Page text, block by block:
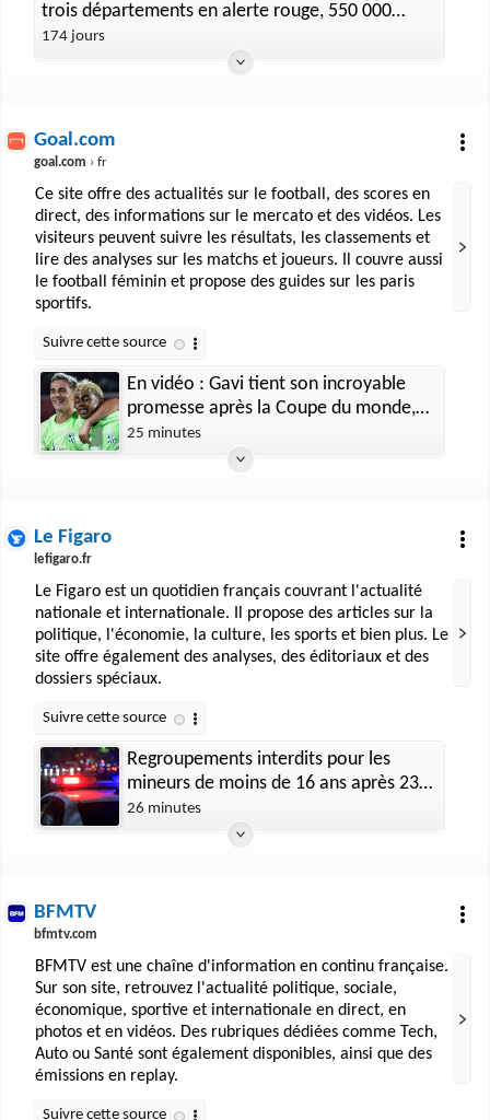
trois départements en alerte rouge, 550 000
foyers privés d’électricité
174 jours
Goal.com
goal.com › fr
Ce site offre des actualités sur le football, des scores en
direct, des informations sur le mercato et des vidéos. Les
visiteurs peuvent suivre les résultats, les classements et
lire des analyses sur les matchs et joueurs. Il couvre aussi
le football féminin et propose des guides sur les paris
sportifs.
En vidéo : Gavi tient son incroyable
promesse après la Coupe du monde,
Yamal explose de rire
25 minutes
Le Figaro
lefigaro.fr
Le Figaro est un quotidien français couvrant l'actualité
nationale et internationale. Il propose des articles sur la
politique, l'économie, la culture, les sports et bien plus. Le
site offre également des analyses, des éditoriaux et des
dossiers spéciaux.
Regroupements interdits pour les
mineurs de moins de 16 ans après 23h
: dans la Loire les couvre-feux
suspendus par la justice
26 minutes
BFMTV
bfmtv.com
BFMTV est une chaîne d'information en continu française.
Sur son site, retrouvez l'actualité politique, sociale,
économique, sportive et internationale en direct, en
photos et en vidéos. Des rubriques dédiées comme Tech,
Auto ou Santé sont également disponibles, ainsi que des
émissions en replay.